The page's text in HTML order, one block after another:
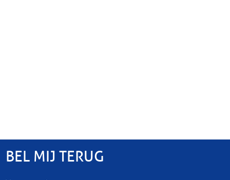
BEL MIJ TERUG